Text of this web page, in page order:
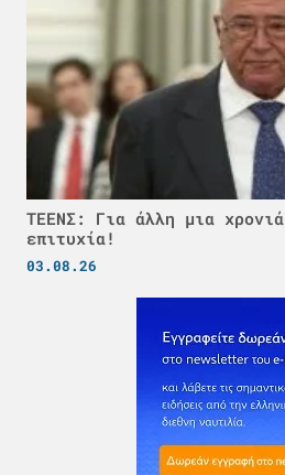
ΤΕΕΝΣ: Για άλλη μια
επιτυχία!
03.08.26